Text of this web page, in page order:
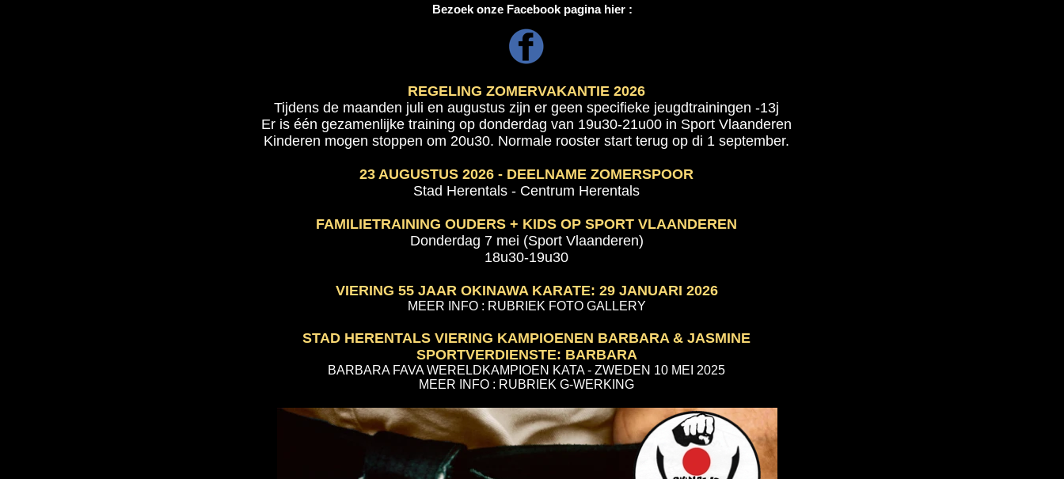
REGELING ZOMERVAKANTIE 2026
Tijdens de maanden juli en augustus zijn er geen specifieke jeugdtrainingen -13j
Er is één gezamenlijke training op donderdag van 19u30-21u00 in Sport Vlaanderen
Kinderen mogen stoppen om 20u30. Normale rooster start terug op di 1 september.
23 AUGUSTUS 2026 - DEELNAME ZOMERSPOOR
Stad Herentals - Centrum Herentals
FAMILIETRAINING OUDERS + KIDS OP SPORT VLAANDEREN
Donderdag 7 mei (Sport Vlaanderen)
18u30-19u30
VIERING 55 JAAR OKINAWA KARATE: 29 JANUARI 2026
MEER INFO : RUBRIEK FOTO GALLERY
STAD HERENTALS VIERING KAMPIOENEN BARBARA & JASMINE
SPORTVERDIENSTE: BARBARA
BARBARA FAVA WERELDKAMPIOEN KATA - ZWEDEN 10 MEI 2025
MEER INFO : RUBRIEK G-WERKING
Bezoek onze Facebook pagina hier :